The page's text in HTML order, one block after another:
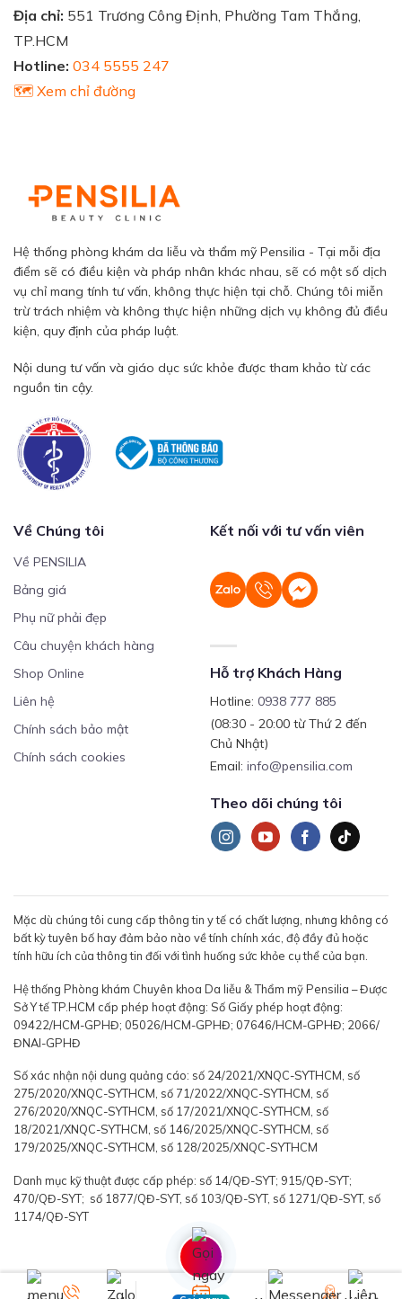
Địa chỉ: 551 Trương Công Định, Phường Tam Thắng,
TP.HCM
Hotline: 034 5555 247
🗺️ Xem chỉ đường
Hệ thống phòng khám da liễu và thẩm mỹ Pensilia - Tại mỗi địa
điểm sẽ có điều kiện và pháp nhân khác nhau, sẽ có một số dịch
vụ chỉ mang tính tư vấn, không thực hiện tại chỗ. Chúng tôi miễn
trừ trách nhiệm và không thực hiện những dịch vụ không đủ điều
kiện, quy định của pháp luật.
Nội dung tư vấn và giáo dục sức khỏe được tham khảo từ các
nguồn tin cậy.
Về Chúng tôi
Về PENSILIA
Bảng giá
Phụ nữ phải đẹp
Câu chuyện khách hàng
Shop Online
Liên hệ
Chính sách bảo mật
Chính sách cookies
Kết nối với tư vấn viên
Hỗ trợ Khách Hàng
Hotline: 0938 777 885
(08:30 - 20:00 từ Thứ 2 đến
Chủ Nhật)
Email: info@pensilia.com
Theo dõi chúng tôi
Mặc dù chúng tôi cung cấp thông tin y tế có chất lượng, nhưng không có
bất kỳ tuyên bố hay đảm bảo nào về tính chính xác, độ đầy đủ hoặc
tính hữu ích của thông tin đối với tình huống sức khỏe cụ thể của bạn.
Hệ thống Phòng khám Chuyên khoa Da liễu & Thẩm mỹ Pensilia – Được
Sở Y tế TP.HCM cấp phép hoạt động: Số Giấy phép hoạt động:
09422/HCM-GPHĐ; 05026/HCM-GPHĐ; 07646/HCM-GPHĐ; 2066/
ĐNAI-GPHĐ
Số xác nhận nội dung quảng cáo: số 24/2021/XNQC-SYTHCM, số
275/2020/XNQC-SYTHCM, số 71/2022/XNQC-SYTHCM, số
276/2020/XNQC-SYTHCM, số 17/2021/XNQC-SYTHCM, số
18/2021/XNQC-SYTHCM, số 146/2025/XNQC-SYTHCM, số
179/2025/XNQC-SYTHCM, số 128/2025/XNQC-SYTHCM
Danh mục kỹ thuật được cấp phép: số 14/QĐ-SYT; 915/QĐ-SYT;
470/QĐ-SYT; số 1877/QĐ-SYT, số 103/QĐ-SYT, số 1271/QĐ-SYT, số
1174/QĐ-SYT